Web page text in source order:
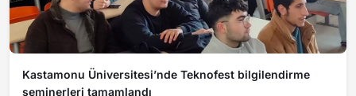
Kastamonu Üniversitesi’nde Teknofest bilgilendirme
seminerleri tamamlandı